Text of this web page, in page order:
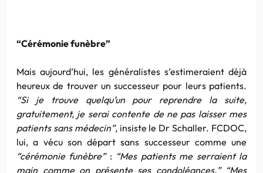
“Cérémonie funèbre”
Mais aujourd’hui, les généralistes s’estimeraient déjà
heureux de trouver un successeur pour leurs patients.
“Si je trouve quelqu’un pour reprendre la suite,
gratuitement, je serai contente de ne pas laisser mes
patients sans médecin”,insiste le Dr Schaller. FCDOC,
lui, a vécu son départ sans successeur comme une
“cérémonie funèbre”: “Mes patients me serraient la
main comme on présente ses condoléances.” “Mes